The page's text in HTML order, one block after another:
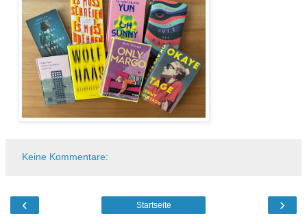
Keine Kommentare:
‹ ›
Startseite